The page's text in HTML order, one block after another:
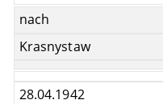
nach
Krasnystaw
28.04.1942